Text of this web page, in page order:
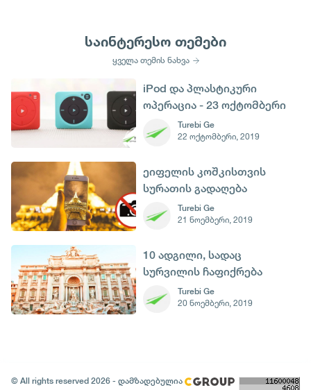
საინტერესო თემები
ყველა თემის ნახვა
iPod და პლასტიკური
ოპერაცია - 23 ოქტომბერი
Turebi Ge
22 ოქტომბერი, 2019
ეიფელის კოშკისთვის
სურათის გადაღება
იკრძალება
Turebi Ge
21 ნოემბერი, 2019
10 ადგილი, სადაც
სურვილის ჩაფიქრება
შეგიძლია
Turebi Ge
20 ნოემბერი, 2019
© All rights reserved 2026 - დამზადებულია